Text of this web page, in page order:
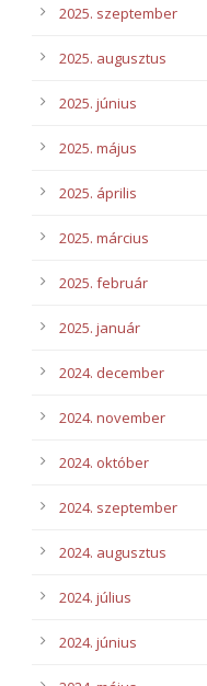
2025. szeptember
2025. augusztus
2025. június
2025. május
2025. április
2025. március
2025. február
2025. január
2024. december
2024. november
2024. október
2024. szeptember
2024. augusztus
2024. július
2024. június